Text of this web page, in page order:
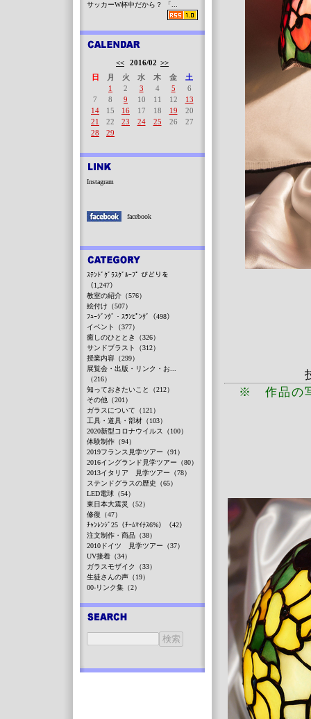
※ 作品の写
サッカーW杯中だから？ 「...
<< 2016/02 >>
日
月 火 水 木 金
土
1
2 3 4 5
6
7
8 9 10 11 12
13
14
15 16 17 18 19
20
21
22 23 24 25 26
27
28
29
Instagram
facebook
ｽﾃﾝﾄﾞｸﾞﾗｽｸﾞﾙｰﾌﾟ びどりを
（1,247）
教室の紹介（576）
絵付け（507）
ﾌｭｰｼﾞﾝｸﾞ・ｽﾗﾝﾋﾟﾝｸﾞ（498）
イベント（377）
癒しのひととき（326）
サンドブラスト（312）
授業内容（299）
展覧会・出版・リンク・お...
（216）
知っておきたいこと（212）
その他（201）
ガラスについて（121）
工具・道具・部材（103）
2020新型コロナウイルス（100）
体験制作（94）
2019フランス見学ツアー（91）
2016イングランド見学ツアー（80）
2013イタリア 見学ツアー（78）
ステンドグラスの歴史（65）
LED電球（54）
東日本大震災（52）
修復（47）
ﾁｬﾝﾚﾝｼﾞ25（ﾁｰﾑﾏｲﾅｽ6%）（42）
注文制作・商品（38）
2010ドイツ 見学ツアー（37）
UV接着（34）
ガラスモザイク（33）
生徒さんの声（19）
00-リンク集（2）